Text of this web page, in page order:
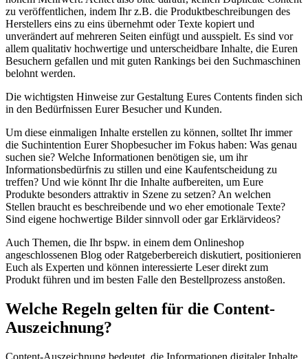
zu veröffentlichen, indem Ihr z.B. die Produktbeschreibungen des
Herstellers eins zu eins übernehmt oder Texte kopiert und
unverändert auf mehreren Seiten einfügt und ausspielt. Es sind vor
allem qualitativ hochwertige und unterscheidbare Inhalte, die Euren
Besuchern gefallen und mit guten Rankings bei den Suchmaschinen
belohnt werden.
Die wichtigsten Hinweise zur Gestaltung Eures Contents finden sich
in den Bedürfnissen Eurer Besucher und Kunden.
Um diese einmaligen Inhalte erstellen zu können, solltet Ihr immer
die Suchintention Eurer Shopbesucher im Fokus haben: Was genau
suchen sie? Welche Informationen benötigen sie, um ihr
Informationsbedürfnis zu stillen und eine Kaufentscheidung zu
treffen? Und wie könnt Ihr die Inhalte aufbereiten, um Eure
Produkte besonders attraktiv in Szene zu setzen? An welchen
Stellen braucht es beschreibende und wo eher emotionale Texte?
Sind eigene hochwertige Bilder sinnvoll oder gar Erklärvideos?
Auch Themen, die Ihr bspw. in einem dem Onlineshop
angeschlossenen Blog oder Ratgeberbereich diskutiert, positionieren
Euch als Experten und können interessierte Leser direkt zum
Produkt führen und im besten Falle den Bestellprozess anstoßen.
Welche Regeln gelten für die Content-
Auszeichnung?